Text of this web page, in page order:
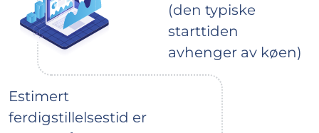
(den typiske
starttiden
avhenger av køen)
Estimert
ferdigstillelsestid er